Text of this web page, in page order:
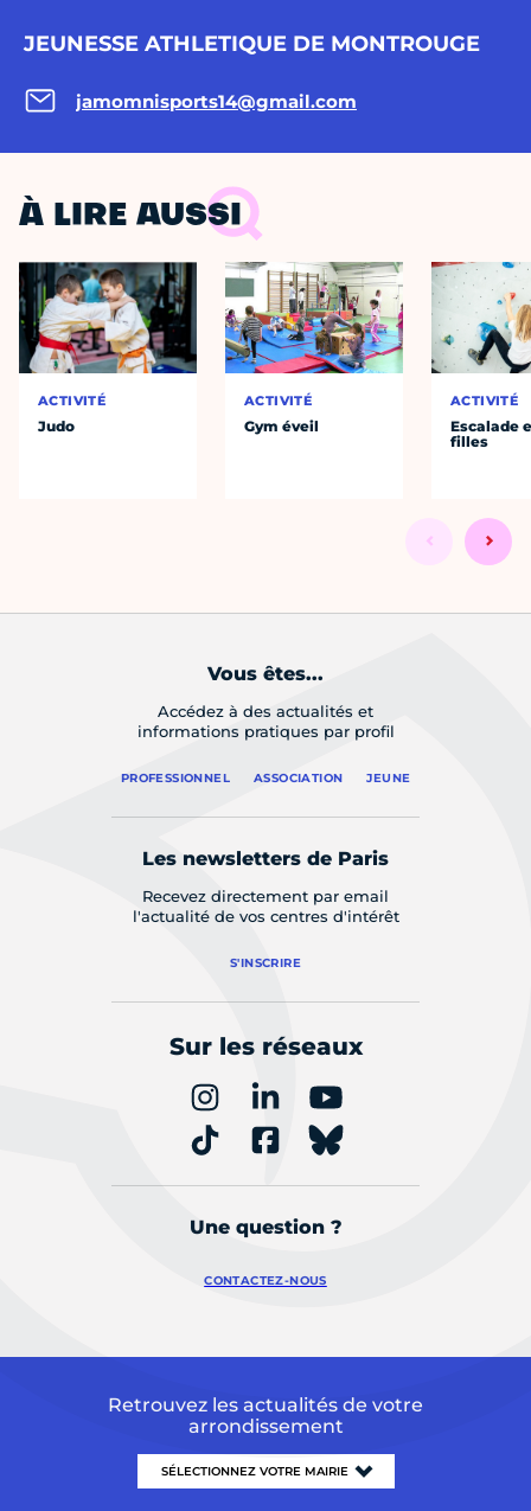
JEUNESSE ATHLETIQUE DE MONTROUGE
jamomnisports14@gmail.com
À LIRE AUSSI
ACTIVITÉ
Judo
ACTIVITÉ
Gym éveil
ACTIVITÉ
Escalade
filles
Vous êtes...
Accédez à des actualités et
informations pratiques par profil
PROFESSIONNEL ASSOCIATION JEUNE
Les newsletters de Paris
Recevez directement par email
l'actualité de vos centres d'intérêt
S'INSCRIRE
Sur les réseaux
Une question ?
CONTACTEZ-NOUS
Retrouvez les actualités de votre
arrondissement